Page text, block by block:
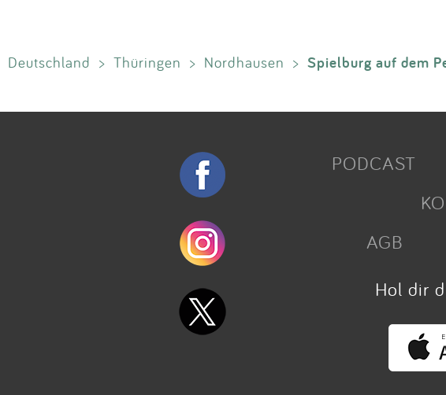
Deutschland > Thüringen > Nordhausen > Spielburg auf dem
PODCAST
AGB
Hol dir